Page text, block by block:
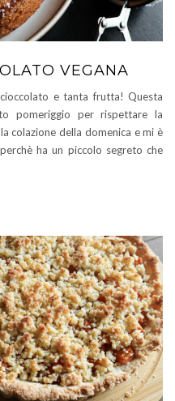
VEGANA
e tanta frutta! Questa
pomeriggio per rispettare la
colazione della domenica e mi è
ha un piccolo segreto che